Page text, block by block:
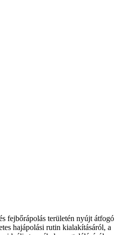
fejbőrápolás területén nyújt átfogó
hajápolási rutin kialakításáról, a